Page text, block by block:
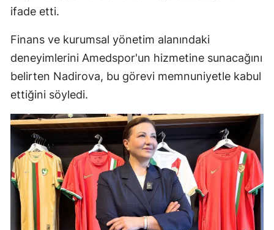
ifade etti.
Finans ve kurumsal yönetim alanındaki
deneyimlerini Amedspor'un hizmetine sunacağını
belirten Nadirova, bu görevi memnuniyetle kabul
ettiğini söyledi.